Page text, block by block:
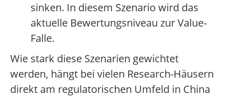
sinken. In diesem Szenario wird das
aktuelle Bewertungsniveau zur Value-
Falle.
Wie stark diese Szenarien gewichtet
werden, hängt bei vielen Research-Häusern
direkt am regulatorischen Umfeld in China